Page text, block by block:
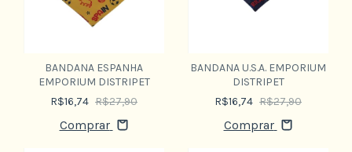
BANDANA ESPANHA
EMPORIUM DISTRIPET
R$16,74 R$27,90
Comprar
BANDANA U.S.A. EMPORIUM
DISTRIPET
R$16,74 R$27,90
Comprar